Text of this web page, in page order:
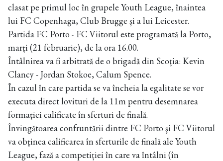
clasat pe primul loc în grupele Youth League, înaintea
lui FC Copenhaga, Club Brugge şi a lui Leicester.
Partida FC Porto - FC Viitorul este programată la Porto,
marți (21 februarie), de la ora 16.00.
Întâlnirea va fi arbitrată de o brigadă din Scoția: Kevin
Clancy - Jordan Stokoe, Calum Spence.
În cazul în care partida se va încheia la egalitate se vor
executa direct lovituri de la 11m pentru desemnarea
formaţiei calificate în sferturi de finală.
Învingătoarea confruntării dintre FC Porto şi FC Viitorul
va obţinea calificarea în sferturile de finală ale Youth
League, fază a competiției în care va întâlni (în